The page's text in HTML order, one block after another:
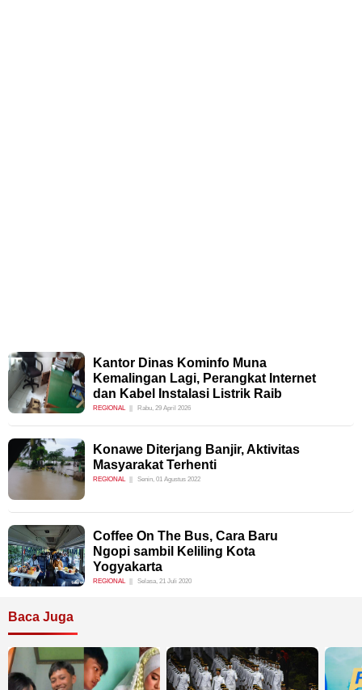
Kantor Dinas Kominfo Muna
Kemalingan Lagi, Perangkat Internet
dan Kabel Instalasi Listrik Raib
REGIONAL Rabu, 29 April 2026
Konawe Diterjang Banjir, Aktivitas
Masyarakat Terhenti
REGIONAL Senin, 01 Agustus 2022
Coffee On The Bus, Cara Baru
Ngopi sambil Keliling Kota
Yogyakarta
REGIONAL Selasa, 21 Juli 2020
Baca Juga